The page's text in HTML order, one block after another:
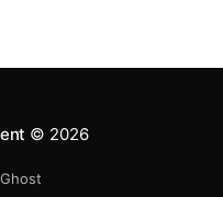
© 2026